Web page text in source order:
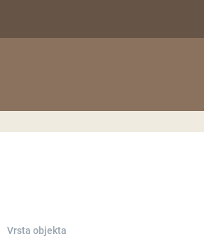
Vrsta objekta